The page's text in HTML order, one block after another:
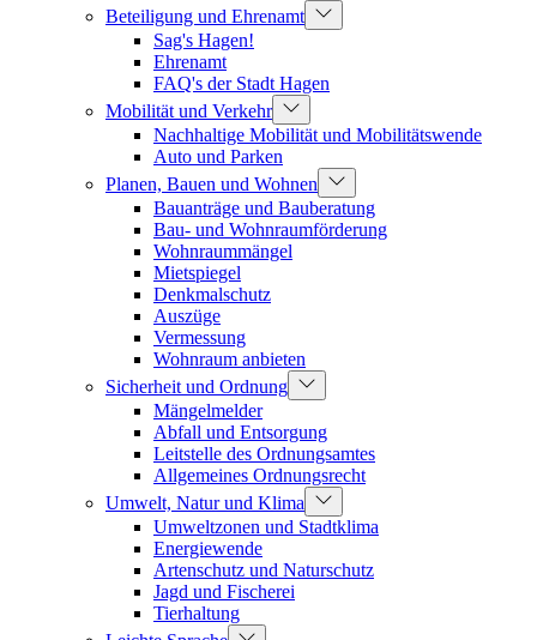
Beteiligung und Ehrenamt
Sag's Hagen!
Ehrenamt
FAQ's der Stadt Hagen
Mobilität und Verkehr
Nachhaltige Mobilität und Mobilitätswende
Auto und Parken
Planen, Bauen und Wohnen
Bauanträge und Bauberatung
Bau- und Wohnraumförderung
Wohnraummängel
Mietspiegel
Denkmalschutz
Auszüge
Vermessung
Wohnraum anbieten
Sicherheit und Ordnung
Mängelmelder
Abfall und Entsorgung
Leitstelle des Ordnungsamtes
Allgemeines Ordnungsrecht
Umwelt, Natur und Klima
Umweltzonen und Stadtklima
Energiewende
Artenschutz und Naturschutz
Jagd und Fischerei
Tierhaltung